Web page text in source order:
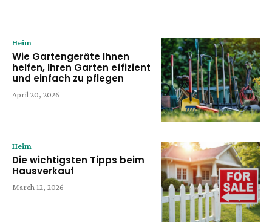
Heim
Wie Gartengeräte Ihnen
helfen, Ihren Garten effizient
und einfach zu pflegen
April 20, 2026
Heim
Die wichtigsten Tipps beim
Hausverkauf
March 12, 2026